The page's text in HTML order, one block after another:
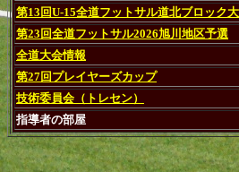
第13回U-15全道フットサル道北ブロック
第23回全道フットサル2026旭川地区予選
全道大会情報
第27回プレイヤーズカップ
技術委員会（トレセン）
指導者の部屋